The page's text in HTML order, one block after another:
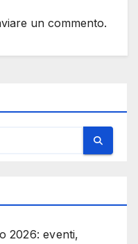
un commento.
2026: eventi,